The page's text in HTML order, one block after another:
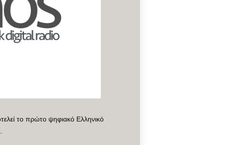
το πρώτο ψηφιακό Ελληνικό